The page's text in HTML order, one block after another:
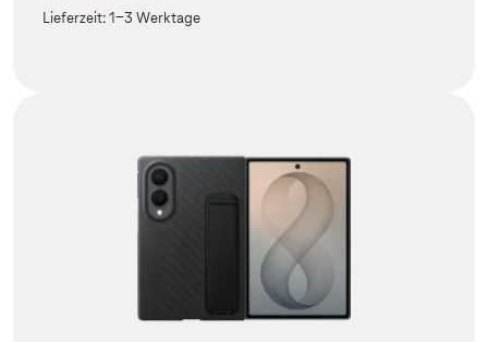
Lieferzeit:1-3 Werktage